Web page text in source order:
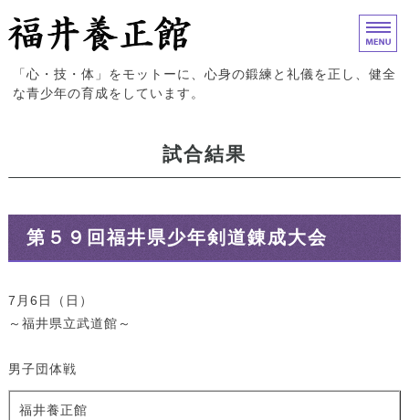
福井養正館｜心身の鍛練と礼
「心・技・体」をモットーに、心身の鍛練と礼儀を正し、健全
な青少年の育成をしています。
入門案内
試合結果
道場概要
お問い合わせ
試合結果
第５９回福井県少年剣道錬成大会
7月6日（日）
～福井県立武道館～
男子団体戦
福井養正館